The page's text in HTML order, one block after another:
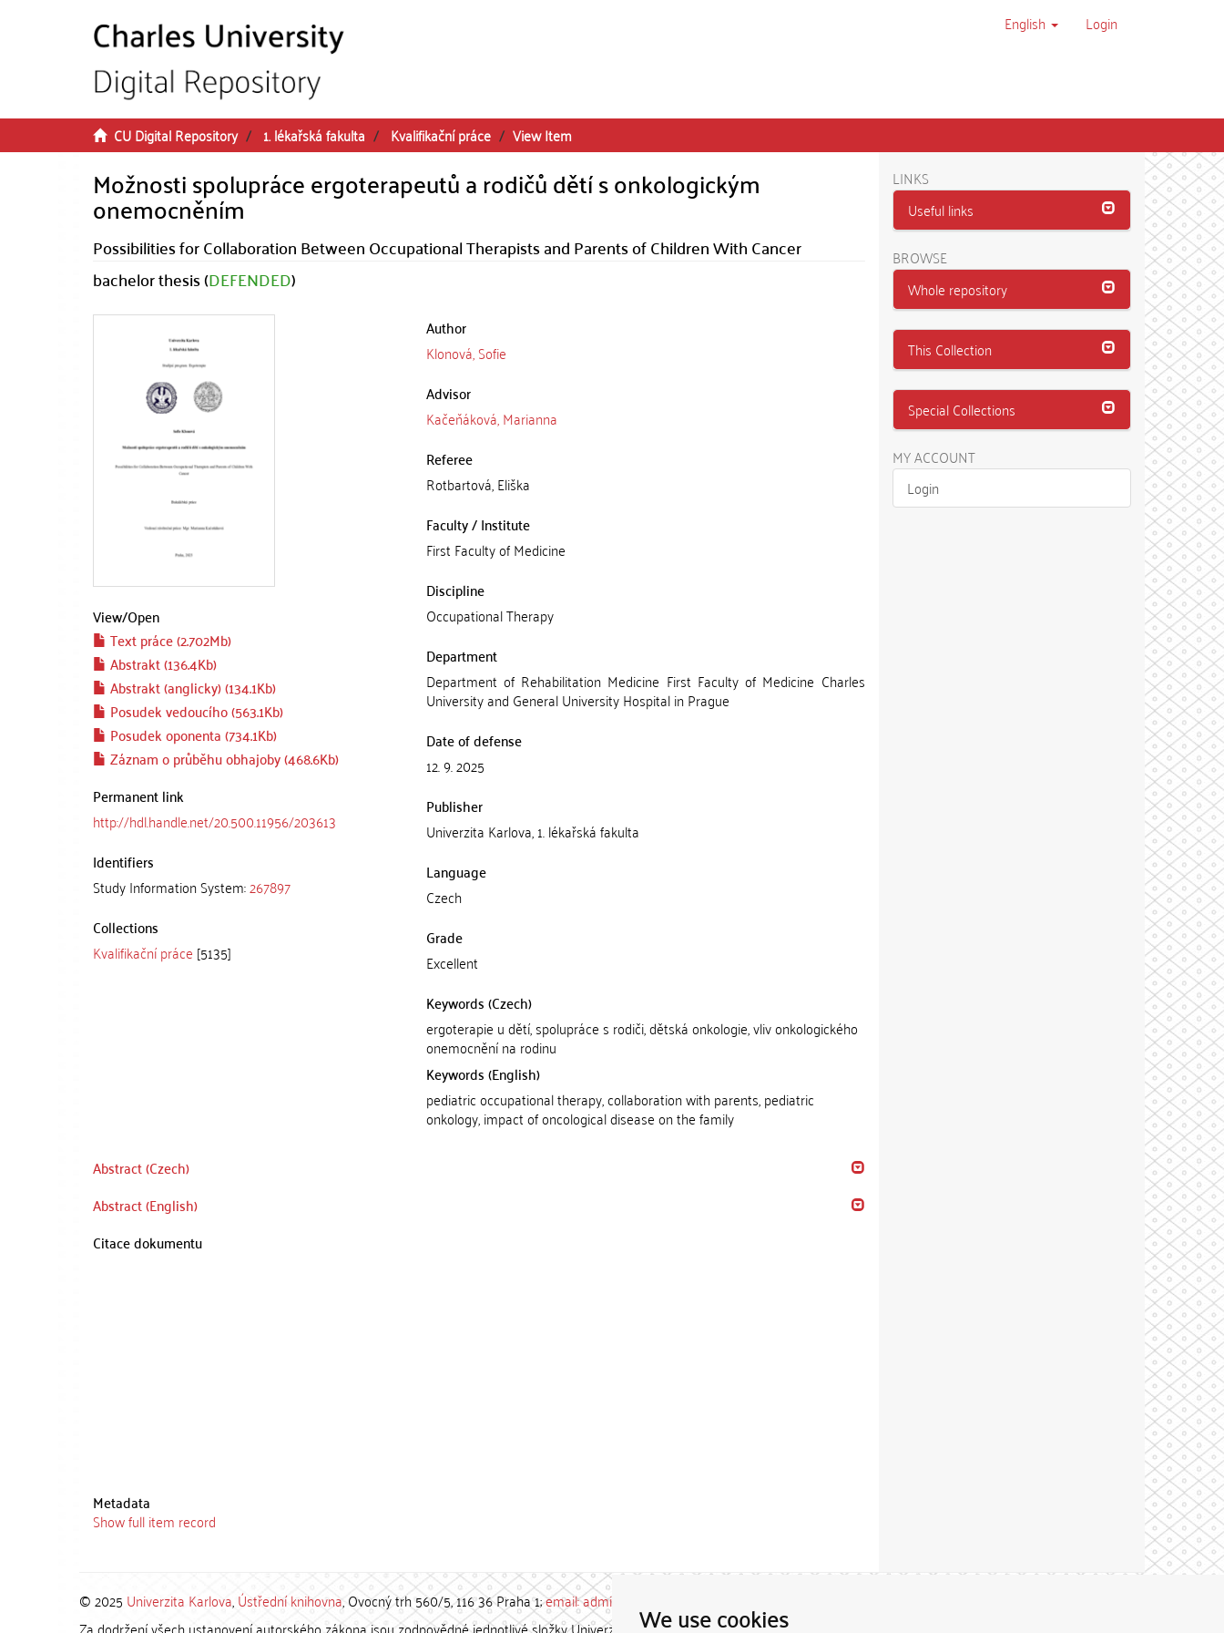
We use cookies
English Login
CU Digital Repository 1. lékařská fakulta Kvalifikační práce View Item
Možnosti spolupráce ergoterapeutů a rodičů dětí s onkologickým
onemocněním
Possibilities for Collaboration Between Occupational Therapists and Parents of Children With Cancer
bachelor thesis (DEFENDED)
View/Open
Text práce (2.702Mb)
Abstrakt (136.4Kb)
Abstrakt (anglicky) (134.1Kb)
Posudek vedoucího (563.1Kb)
Posudek oponenta (734.1Kb)
Záznam o průběhu obhajoby (468.6Kb)
Permanent link
http://hdl.handle.net/20.500.11956/203613
Identifiers
Study Information System:267897
Collections
Kvalifikační práce [5135]
Author
Klonová, Sofie
Advisor
Kačeňáková, Marianna
Referee
Rotbartová, Eliška
Faculty / Institute
First Faculty of Medicine
Discipline
Occupational Therapy
Department
Department of Rehabilitation Medicine First Faculty of Medicine Charles
University and General University Hospital in Prague
Date of defense
12. 9. 2025
Publisher
Univerzita Karlova, 1. lékařská fakulta
Language
Czech
Grade
Excellent
Keywords (Czech)
ergoterapie u dětí, spolupráce s rodiči, dětská onkologie, vliv onkologického
onemocnění na rodinu
Keywords (English)
pediatric occupational therapy, collaboration with parents, pediatric
onkology, impact of oncological disease on the family
Abstract (Czech)
Abstract (English)
Citace dokumentu
Metadata
Show full item record
LINKS
Useful links
BROWSE
Whole repository
This Collection
Special Collections
MY ACCOUNT
Login
© 2025 Univerzita Karlova,Ústřední knihovna, Ovocný trh 560/5, 116 36 Praha 1;email: admin-repozitar [at] cuni.cz